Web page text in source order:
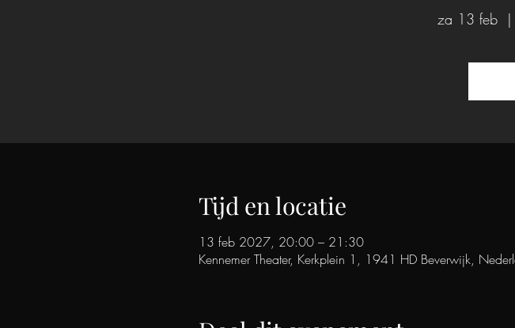
za 13 feb
  |
Tijd en locatie
13 feb 2027, 20:00 – 21:30
Kennemer Theater, Kerkplein 1, 1941 HD Beverwijk,